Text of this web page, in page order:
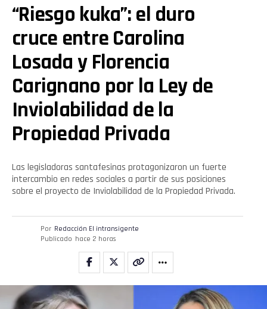
“Riesgo kuka”: el duro
cruce entre Carolina
Losada y Florencia
Carignano por la Ley de
Inviolabilidad de la
Propiedad Privada
Las legisladoras santafesinas protagonizaron un fuerte
intercambio en redes sociales a partir de sus posiciones
sobre el proyecto de Inviolabilidad de la Propiedad Privada.
Por Redacción El intransigente
Publicado hace 2 horas